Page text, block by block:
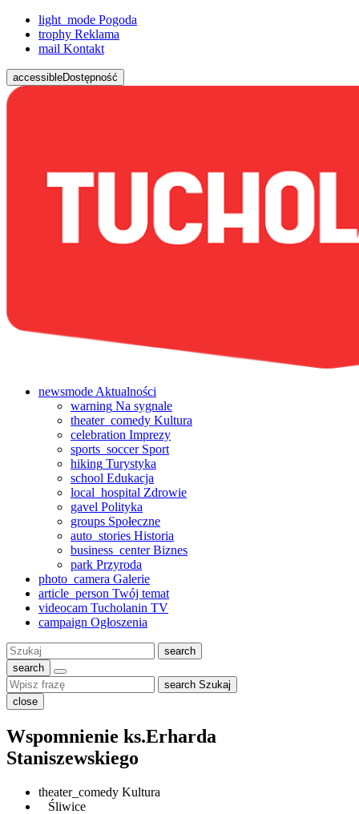
light_mode Pogoda
trophy Reklama
mail Kontakt
accessibleDostępność
newsmode Aktualności
warning Na sygnale
theater_comedy Kultura
celebration Imprezy
sports_soccerSport
hiking Turystyka
school Edukacja
local_hospital Zdrowie
gavel Polityka
groups Społeczne
auto_stories Historia
business_centerBiznes
park Przyroda
photo_camera Galerie
article_person Twój temat
videocam Tucholanin TV
campaign Ogłoszenia
Szukaj:
search
search
search Szukaj
close
Wspomnienie ks.Erharda
Staniszewskiego
theater_comedy Kultura
Śliwice